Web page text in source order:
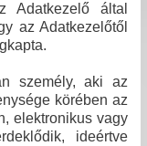
Adatkezelő által
az Adatkezelőtől
személy, aki az
körében az
elektronikus vagy
ideértve